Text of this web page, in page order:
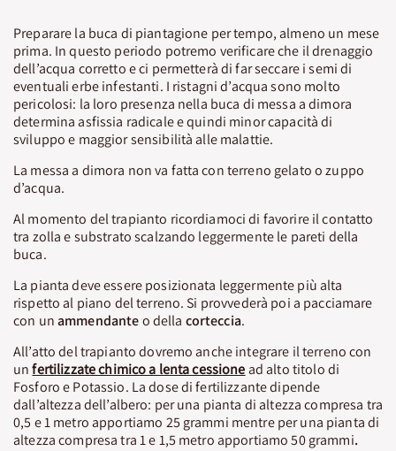
Preparare la buca di piantagione per tempo, almeno un mese
prima. In questo periodo potremo verificare che il drenaggio
dell’acqua corretto e ci permetterà di far seccare i semi di
eventuali erbe infestanti. I ristagni d’acqua sono molto
pericolosi: la loro presenza nella buca di messa a dimora
determina asfissia radicale e quindi minor capacità di
sviluppo e maggior sensibilità alle malattie.
La messa a dimora non va fatta con terreno gelato o zuppo
d’acqua.
Al momento del trapianto ricordiamoci di favorire il contatto
tra zolla e substrato scalzando leggermente le pareti della
buca.
La pianta deve essere posizionata leggermente più alta
rispetto al piano del terreno. Si provvederà poi a pacciamare
con unammendanteo della corteccia.
All’atto del trapianto dovremo anche integrare il terreno con
unfertilizzate chimico a lenta cessione ad alto titolo di
Fosforo e Potassio. La dose di fertilizzante dipende
dall’altezza dell’albero: per una pianta di altezza compresa tra
0,5 e 1 metro apportiamo 25 grammi mentre per una pianta di
altezza compresa tra 1 e 1,5 metro apportiamo 50 grammi.